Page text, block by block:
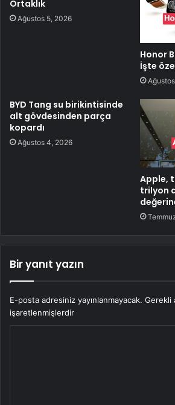
Ortaklık
Ağustos 5, 2026
Honor
İşte
BYD Tang su birikintisinde
alt gövdesinden parça
kopardı
Ağustos 4, 2026
Apple,
trilyon
Bir yanıt yazın
E-posta adresiniz yayınlanmayacak. Gerekli
işaretlenmişlerdir